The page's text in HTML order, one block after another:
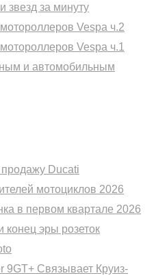
звезд за минуту
Vespa ч.2
Vespa ч.1
и автомобильным
Ducati
мотоциклов 2026
в первом квартале 2026
конец эры розеток
9GT+ Связывает Круиз-